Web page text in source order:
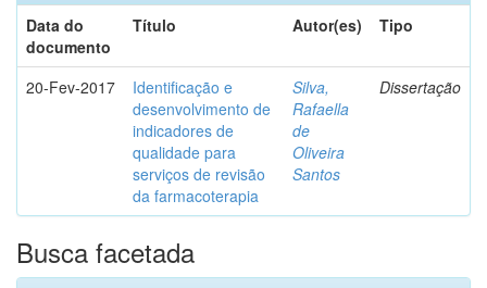
Data do
documento
Título Autor(es) Tipo
20-Fev-2017
Identificação e
desenvolvimento de
indicadores de
qualidade para
serviços de revisão
da farmacoterapia
Silva,
Rafaella
de
Oliveira
Santos
Dissertação
Busca facetada